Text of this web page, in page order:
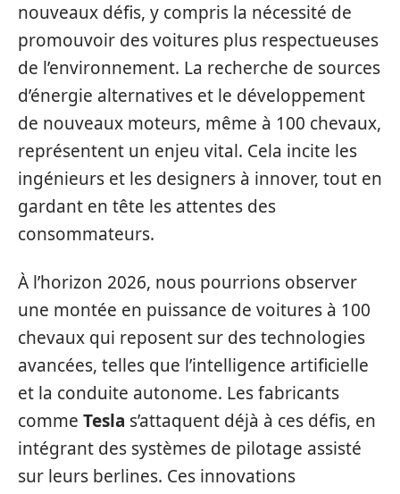
nouveaux défis, y compris la nécessité de
promouvoir des voitures plus respectueuses
de l’environnement. La recherche de sources
d’énergie alternatives et le développement
de nouveaux moteurs, même à 100 chevaux,
représentent un enjeu vital. Cela incite les
ingénieurs et les designers à innover, tout en
gardant en tête les attentes des
consommateurs.
À l’horizon 2026, nous pourrions observer
une montée en puissance de voitures à 100
chevaux qui reposent sur des technologies
avancées, telles que l’intelligence artificielle
et la conduite autonome. Les fabricants
comme Tesla s’attaquent déjà à ces défis, en
intégrant des systèmes de pilotage assisté
sur leurs berlines. Ces innovations